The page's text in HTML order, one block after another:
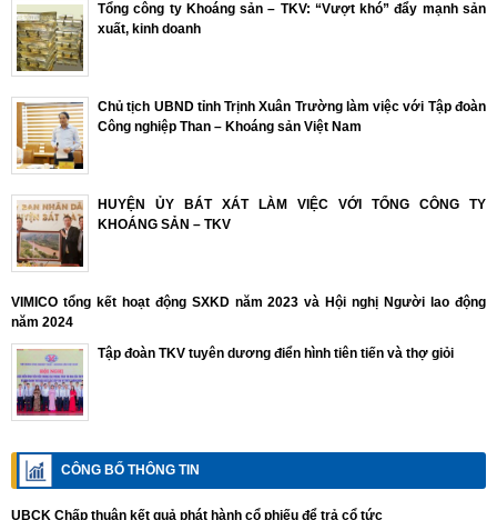
Tổng công ty Khoáng sản – TKV: “Vượt khó” đẩy mạnh sản
xuất, kinh doanh
Chủ tịch UBND tỉnh Trịnh Xuân Trường làm việc với Tập đoàn
Công nghiệp Than – Khoáng sản Việt Nam
HUYỆN ỦY BÁT XÁT LÀM VIỆC VỚI TỔNG CÔNG TY
KHOÁNG SẢN – TKV
VIMICO tổng kết hoạt động SXKD năm 2023 và Hội nghị Người lao động
năm 2024
Tập đoàn TKV tuyên dương điển hình tiên tiến và thợ giỏi
CÔNG BỐ THÔNG TIN
UBCK Chấp thuận kết quả phát hành cổ phiếu để trả cổ tức